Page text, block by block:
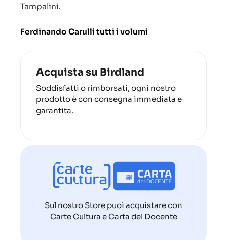
Tampalini.
Ferdinando Carulli tutti i volumi
Acquista su Birdland
Soddisfatti o rimborsati, ogni nostro
prodotto è con consegna immediata e
garantita.
Sul nostro Store puoi acquistare con
Carte Cultura e Carta del Docente